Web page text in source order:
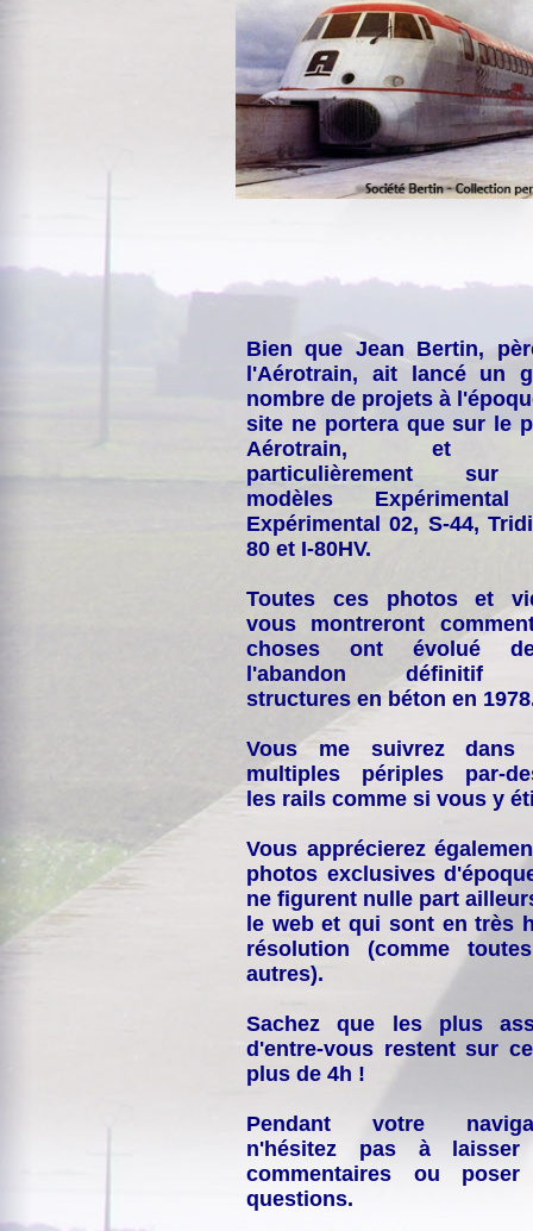
Bien que Jean Bertin,
l'Aérotrain, ait lancé un
nombre de projets à
site ne portera que sur le
Aérotrain, et
particulièrement
modèles
Expérimental 02, S-44,
80 et I-80HV.
Toutes ces photos et
vous montreront
choses ont évolué
l'abandon définitif
structures en béton en
Vous me suivrez dans
multiples périples par-
les rails comme si vous y
Vous apprécierez
photos exclusives
ne figurent nulle part
le web et qui sont en très
résolution (comme
autres).
Sachez que les plus
d'entre-vous restent sur
plus de 4h !
Pendant votre
n'hésitez pas à laisser
commentaires ou
questions.